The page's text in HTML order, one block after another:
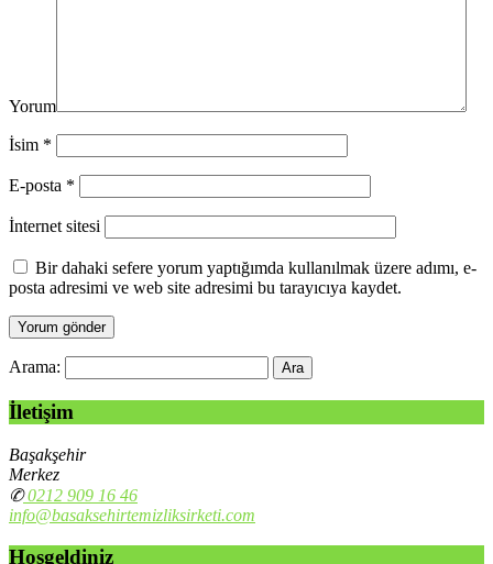
Yorum
İsim *
E-posta *
İnternet sitesi
Bir dahaki sefere yorum yaptığımda kullanılmak üzere adımı, e-
posta adresimi ve web site adresimi bu tarayıcıya kaydet.
Arama:
İletişim
Başakşehir
Merkez
✆0212 909 16 46
info@basaksehirtemizliksirketi.com
Hoşgeldiniz